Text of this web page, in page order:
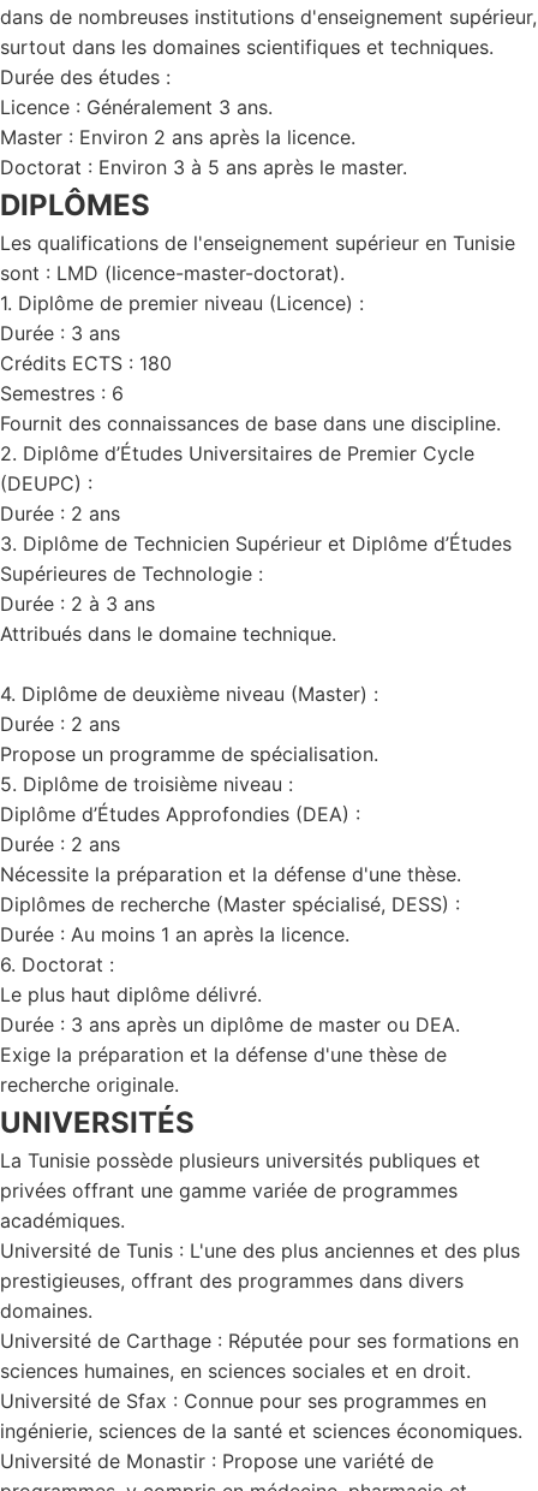
dans de nombreuses institutions d'enseignement supérieur,
surtout dans les domaines scientifiques et techniques.
Durée des études :
Licence : Généralement 3 ans.
Master : Environ 2 ans après la licence.
Doctorat : Environ 3 à 5 ans après le master.
DIPLÔMES
Les qualifications de l'enseignement supérieur en Tunisie
sont : LMD (licence-master-doctorat).
1. Diplôme de premier niveau (Licence) :
Durée : 3 ans
Crédits ECTS : 180
Semestres : 6
Fournit des connaissances de base dans une discipline.
2. Diplôme d’Études Universitaires de Premier Cycle
(DEUPC) :
Durée : 2 ans
3. Diplôme de Technicien Supérieur et Diplôme d’Études
Supérieures de Technologie :
Durée : 2 à 3 ans
Attribués dans le domaine technique.
4. Diplôme de deuxième niveau (Master) :
Durée : 2 ans
Propose un programme de spécialisation.
5. Diplôme de troisième niveau :
Diplôme d’Études Approfondies (DEA) :
Durée : 2 ans
Nécessite la préparation et la défense d'une thèse.
Diplômes de recherche (Master spécialisé, DESS) :
Durée : Au moins 1 an après la licence.
6. Doctorat :
Le plus haut diplôme délivré.
Durée : 3 ans après un diplôme de master ou DEA.
Exige la préparation et la défense d'une thèse de
recherche originale.
UNIVERSITÉS
La Tunisie possède plusieurs universités publiques et
privées offrant une gamme variée de programmes
académiques.
Université de Tunis : L'une des plus anciennes et des plus
prestigieuses, offrant des programmes dans divers
domaines.
Université de Carthage : Réputée pour ses formations en
sciences humaines, en sciences sociales et en droit.
Université de Sfax : Connue pour ses programmes en
ingénierie, sciences de la santé et sciences économiques.
Université de Monastir : Propose une variété de